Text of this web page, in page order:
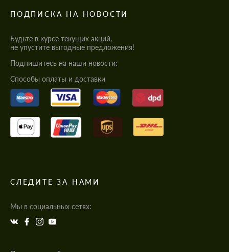
ПОДПИСКА НА НОВОСТИ
Будьте в курсе текущих акций,
не упустите выгодные предложения!
Подпишитесь на наши новости:
Cпособы оплаты и доставки
СЛЕДИТЕ ЗА НАМИ
Мы в социальных сетях: